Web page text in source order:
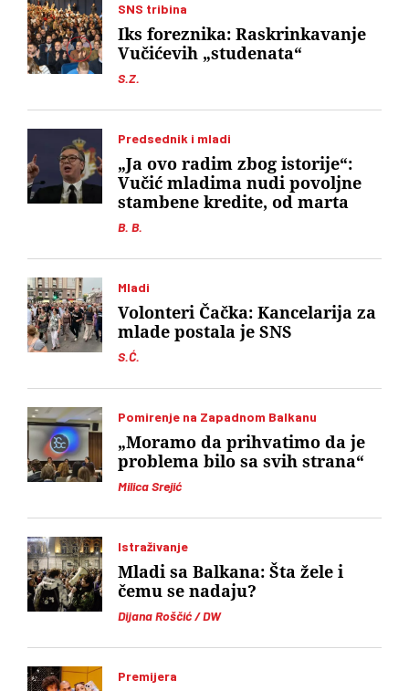
SNS tribina
S.Z.
Iks foreznika: Raskrinkavanje
Vučićevih „studenata“
Predsednik i mladi
B. B.
„Ja ovo radim zbog istorije“:
Vučić mladima nudi povoljne
stambene kredite, od marta
Mladi
S.Ć.
Volonteri Čačka: Kancelarija za
mlade postala je SNS
Pomirenje na Zapadnom Balkanu
Milica Srejić
„Moramo da prihvatimo da je
problema bilo sa svih strana“
Istraživanje
Dijana Roščić / DW
Mladi sa Balkana: Šta žele i
čemu se nadaju?
Premijera